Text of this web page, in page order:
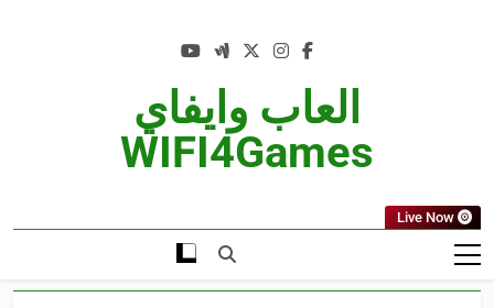
العاب وايفاي
WIFI4Games
Live Now